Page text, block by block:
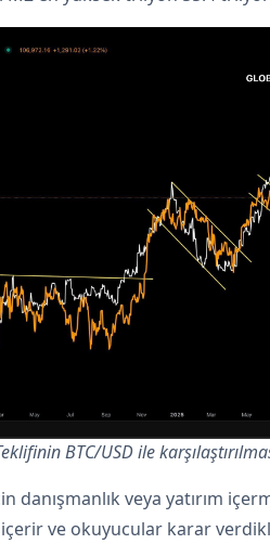
BTC/USD ile
danışmanlık veya yatırım
ve okuyucular karar